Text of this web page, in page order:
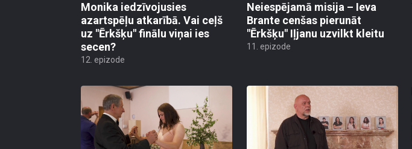
Monika iedzīvojusies
azartspēļu atkarībā. Vai ceļš
uz "Ērkšķu" finālu viņai ies
secen?
12. epizode
Neiespējamā misija – Ieva
Brante cenšas pierunāt
"Ērkšķu" Iļjanu uzvilkt kleitu
11. epizode